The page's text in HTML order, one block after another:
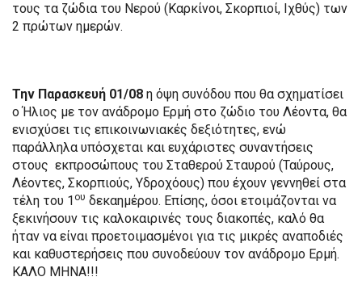
τους τα ζώδια του Νερού (Καρκίνοι, Σκορπιοί, Ιχθύς) των
2 πρώτων ημερών.
Την Παρασκευή 01/08 η όψη συνόδου που θα σχηματίσει
ο Ήλιος με τον ανάδρομο Ερμή στο ζώδιο του Λέοντα, θα
ενισχύσει τις επικοινωνιακές δεξιότητες, ενώ
παράλληλα υπόσχεται και ευχάριστες συναντήσεις
στους εκπροσώπους του Σταθερού Σταυρού (Ταύρους,
Λέοντες, Σκορπιούς, Υδροχόους) που έχουν γεννηθεί στα
τέλη του 1 ου δεκαημέρου. Επίσης, όσοι ετοιμάζονται να
ξεκινήσουν τις καλοκαιρινές τους διακοπές, καλό θα
ήταν να είναι προετοιμασμένοι για τις μικρές αναποδιές
και καθυστερήσεις που συνοδεύουν τον ανάδρομο Ερμή.
ΚΑΛΟ ΜΗΝΑ!!!